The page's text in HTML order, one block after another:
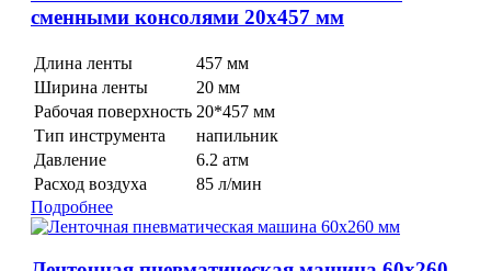
сменными консолями 20x457 мм
Длина ленты
457 мм
Ширина ленты
20 мм
Рабочая поверхность 20*457 мм
Тип инструмента
напильник
Давление
6.2 атм
Расход воздуха
85 л/мин
Подробнее